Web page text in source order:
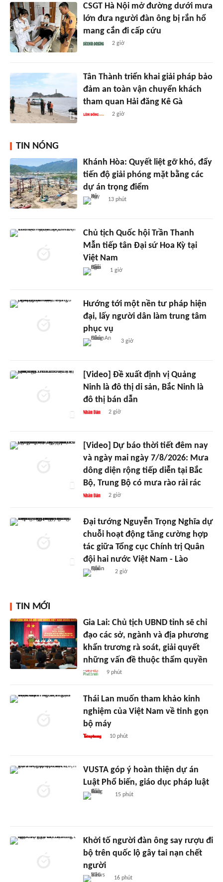
CSGT Hà Nội mở đường dưới mưa
lớn đưa người đàn ông bị rắn hổ
mang cắn đi cấp cứu
2 giờ
Tân Thành triển khai giải pháp bảo
đảm an toàn vận chuyển khách
tham quan Hải đăng Kê Gà
2 giờ
TIN NÓNG
Khánh Hòa: Quyết liệt gỡ khó, đẩy
tiến độ giải phóng mặt bằng các
dự án trọng điểm
13 phút
Chủ tịch Quốc hội Trần Thanh
Mẫn tiếp tân Đại sứ Hoa Kỳ tại
Việt Nam
1 giờ
Hướng tới một nền tư pháp hiện
đại, lấy người dân làm trung tâm
phục vụ
3 giờ
[Video] Đề xuất định vị Quảng
Ninh là đô thị di sản, Bắc Ninh là
đô thị bán dẫn
2 giờ
[Video] Dự báo thời tiết đêm nay
và ngày mai ngày 7/8/2026: Mưa
dông diện rộng tiếp diễn tại Bắc
Bộ, Trung Bộ có mưa rào rải rác
2 giờ
Đại tướng Nguyễn Trọng Nghĩa dự
chuỗi hoạt động tăng cường hợp
tác giữa Tổng cục Chính trị Quân
đội hai nước Việt Nam - Lào
2 giờ
TIN MỚI
Gia Lai: Chủ tịch UBND tỉnh sẽ chỉ
đạo các sở, ngành và địa phương
khẩn trương rà soát, giải quyết
những vấn đề thuộc thẩm quyền
9 phút
Thái Lan muốn tham khảo kinh
nghiệm của Việt Nam về tinh gọn
bộ máy
10 phút
VUSTA góp ý hoàn thiện dự án
Luật Phổ biến, giáo dục pháp luật
15 phút
Khởi tố người đàn ông say rượu đi
bộ trên quốc lộ gây tai nạn chết
người
16 phút